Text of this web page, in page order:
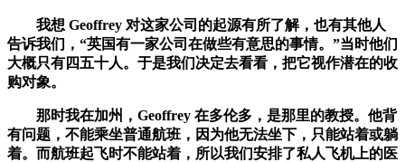
我想 Geoffrey 对这家公司的起源有所了解，也有其他人
告诉我们，“英国有一家公司在做些有意思的事情。”当时他们
大概只有四五十人。于是我们决定去看看，把它视作潜在的收
购对象。
那时我在加州，Geoffrey 在多伦多，是那里的教授。他背
有问题，不能乘坐普通航班，因为他无法坐下，只能站着或躺
着。而航班起飞时不能站着，所以我们安排了私人飞机上的医